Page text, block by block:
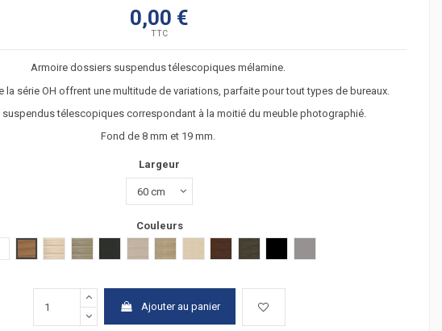
0,00 €
TTC
Armoire dossiers suspendus télescopiques mélamine.
la série OH offrent une multitude de variations, parfaite pour tout types de bureaux.
télescopiques correspondant à la moitié du meuble photographié.
Fond de 8 mm et 19 mm.
Largeur
Couleurs
poirieracacia clairacacia fonçé
Ajouter au panier